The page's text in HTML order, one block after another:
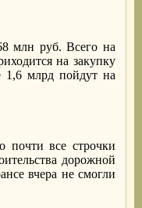
млн руб. Всего на
на закупку
1,6 млрд пойдут на
почти все строчки
дорожной
вчера не смогли